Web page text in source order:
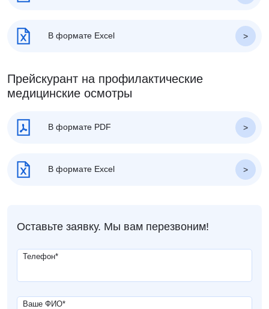
В формате Excel
Прейскурант на профилактические
медицинские осмотры
В формате PDF
В формате Excel
Оставьте заявку. Мы вам перезвоним!
Телефон*
Ваше ФИО*